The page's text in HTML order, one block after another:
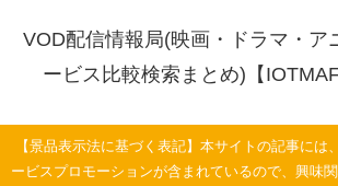
VOD配信情報局(映画・ドラマ・ア
ービス比較検索まとめ)【
【景品表示法に基づく表記】本サイトの記事には
ービスプロモーションが含まれているので、興味